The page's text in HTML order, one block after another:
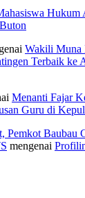
Hukum
Wakili Muna
Terbaik ke
Menanti Fajar
Guru di
Pemkot Baubau
mengenai